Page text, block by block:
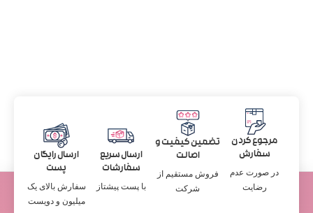
مرجوع کردن
سفارش
در صورت عدم
رضایت
تضمین کیفیت و
اصالت
فروش مستقیم از
شرکت
ارسال سریع
سفارشات
با پست پیشتاز
ارسال رایگان
پست
سفارش بالای یک
میلیون و دویست